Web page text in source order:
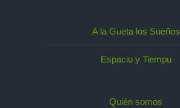
A la Gueta los Sueños
Espaciu y Tiempu
Quién somos